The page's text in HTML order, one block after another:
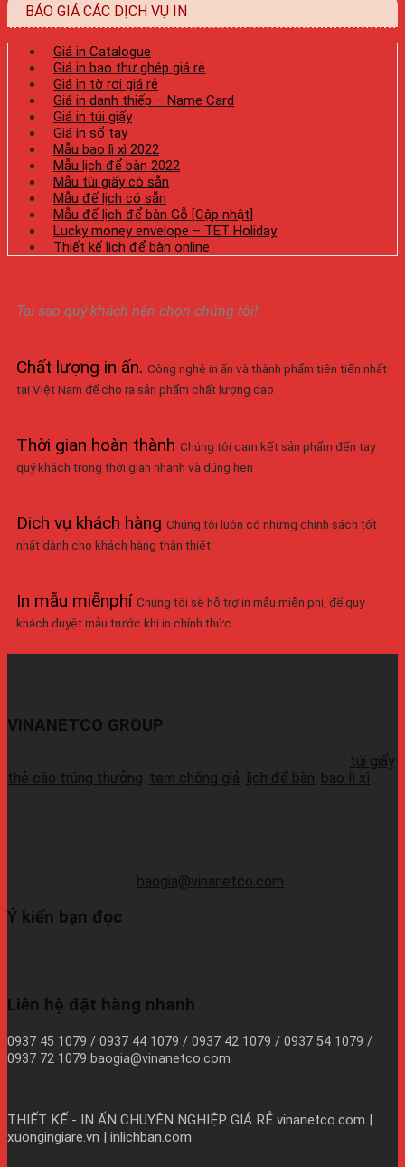
BÁO GIÁ CÁC DỊCH VỤ IN
Giá in Catalogue
Giá in bao thư ghép giá rẻ
Giá in tờ rơi giá rẻ
Giá in danh thiếp – Name Card
Giá in túi giấy
Giá in sổ tay
Mẫu bao lì xì 2022
Mẫu lịch để bàn 2022
Mẫu túi giấy có sẵn
Mẫu đế lịch có sẵn
Mẫu đế lịch để bàn Gỗ [Cập nhật]
Lucky money envelope – TET Holiday
Thiết kế lịch để bàn online
Tại sao quý khách nên chọn chúng tôi!
Chất lượng in ấn. Công nghệ in ấn và thành phẩm tiên tiến nhất
tại Việt Nam để cho ra sản phẩm chất lượng cao
Thời gian hoàn thành Chúng tôi cam kết sản phẩm đến tay
quý khách trong thời gian nhanh và đúng hẹn
Dịch vụ khách hàng Chúng tôi luôn có những chính sách tốt
nhất dành cho khách hàng thân thiết.
In mẫu miễnphí Chúng tôi sẽ hỗ trợ in mẫu miễn phí, để quý
khách duyệt mẫu trước khi in chính thức.
VINANETCO GROUP
túi giấy
thẻ cào trúng thưởng tem chống giả lịch để bàn bao lì xì
baogia@vinanetco.com
Ý kiến bạn đọc
Liên hệ đặt hàng nhanh
0937 45 1079 / 0937 44 1079 / 0937 42 1079 / 0937 54 1079 /
0937 72 1079 baogia@vinanetco.com
THIẾT KẾ - IN ẤN CHUYÊN NGHIỆP GIÁ RẺ vinanetco.com |
xuongingiare.vn | inlichban.com